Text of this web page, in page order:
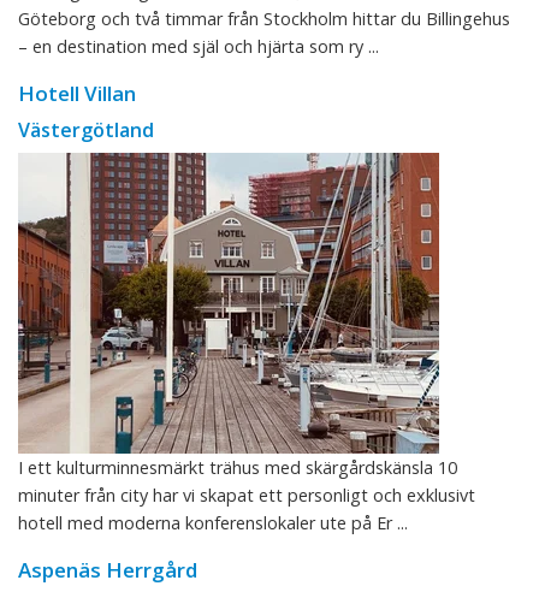
Göteborg och två timmar från Stockholm hittar du Billingehus
– en destination med själ och hjärta som ry ...
Hotell Villan
Västergötland
I ett kulturminnesmärkt trähus med skärgårdskänsla 10
minuter från city har vi skapat ett personligt och exklusivt
hotell med moderna konferenslokaler ute på Er ...
Aspenäs Herrgård